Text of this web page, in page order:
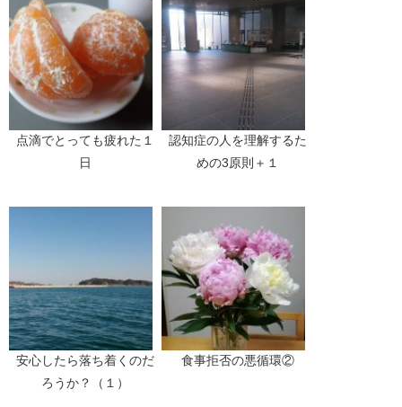
点滴でとっても疲れた１
日
認知症の人を理解するた
めの3原則＋１
安心したら落ち着くのだ
ろうか？（１）
食事拒否の悪循環②